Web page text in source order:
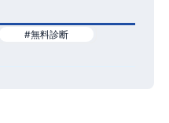
#無料診断